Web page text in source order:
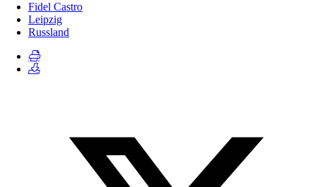
Fidel Castro
Leipzig
Russland